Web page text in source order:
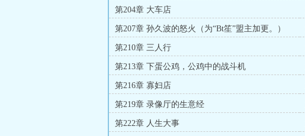
第204章 大车店
第207章 孙久波的怒火（为“Bt笙”盟主加更。）
第210章 三人行
第213章 下蛋公鸡，公鸡中的战斗机
第216章 寡妇店
第219章 录像厅的生意经
第222章 人生大事